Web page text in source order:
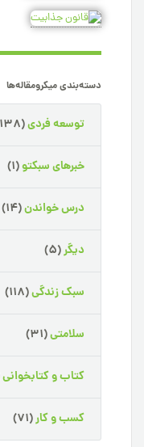
دسته‌بندی میکرومقاله‌ها
توسعه فردی(138)
خبرهای سبکتو(1)
درس خواندن(14)
دیگر(5)
سبک زندگی(118)
سلامتی(31)
کتاب و کتابخوانی
کسب و کار(71)